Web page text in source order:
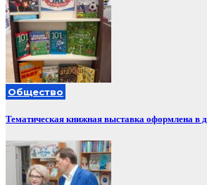
Общество
Тематическая книжная выставка оформлена в